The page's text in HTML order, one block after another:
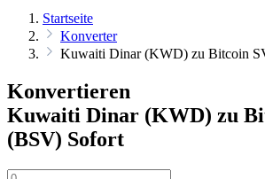
Startseite
Konverter
Kuwaiti Dinar (KWD) zu Bitcoin
Konvertieren
Kuwaiti Dinar (KWD) zu
(BSV) Sofort